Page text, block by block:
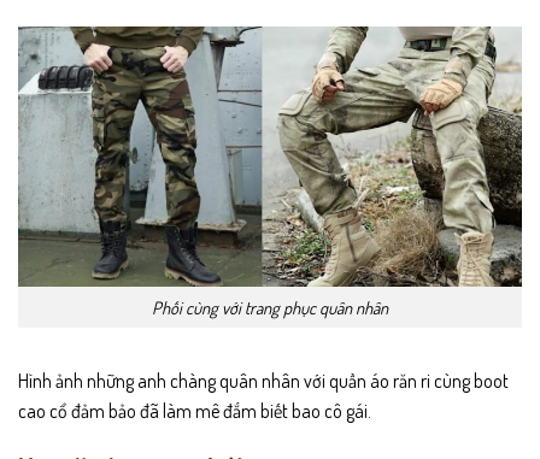
Phối cùng với trang phục quân nhân
Hình ảnh những anh chàng quân nhân với quần áo răn ri cùng boot
cao cổ đảm bảo đã làm mê đắm biết bao cô gái.